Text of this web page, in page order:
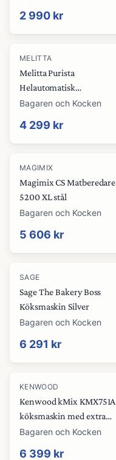
2 990 kr
MELITTA
Melitta Purista
Helautomatisk
kaffemaskin, silver
Bagaren och Kocken
4 299 kr
MAGIMIX
Magimix CS Matberedare
5200 XL stål
Bagaren och Kocken
5 606 kr
SAGE
Sage The Bakery Boss
Köksmaskin Silver
Bagaren och Kocken
6 291 kr
KENWOOD
Kenwood kMix KMX751A
köksmaskin med extra
glasskål 5 liter, vit
Bagaren och Kocken
6 399 kr